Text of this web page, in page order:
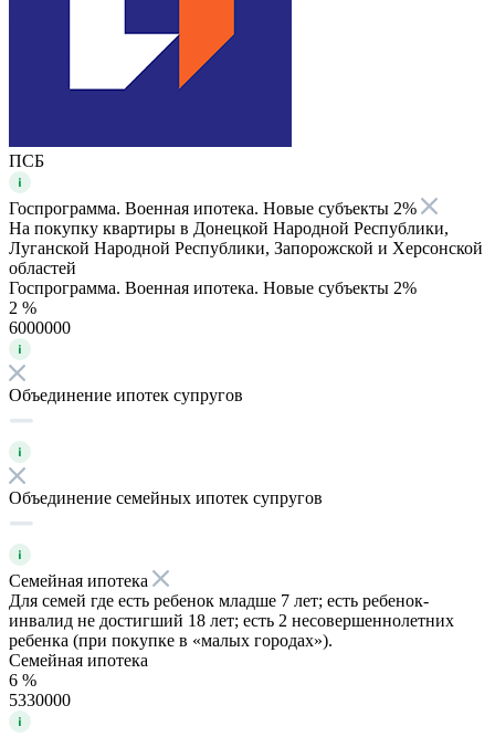
ПСБ
Госпрограмма. Военная ипотека. Новые субъекты 2%
На покупку квартиры в Донецкой Народной Республики,
Луганской Народной Республики, Запорожской и Херсонской
областей
Госпрограмма. Военная ипотека. Новые субъекты 2%
2 %
6000000
Объединение ипотек супругов
Объединение семейных ипотек супругов
Семейная ипотека
Для семей где есть ребенок младше 7 лет; есть ребенок-
инвалид не достигший 18 лет; есть 2 несовершеннолетних
ребенка (при покупке в «малых городах»).
Семейная ипотека
6 %
5330000